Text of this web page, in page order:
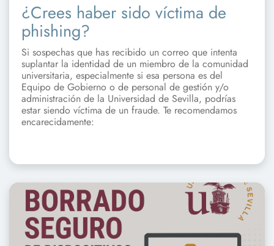
¿Crees haber sido víctima de
phishing?
Si sospechas que has recibido un correo que intenta
suplantar la identidad de un miembro de la comunidad
universitaria, especialmente si esa persona es del
Equipo de Gobierno o de personal de gestión y/o
administración de la Universidad de Sevilla, podrías
estar siendo víctima de un fraude. Te recomendamos
encarecidamente: